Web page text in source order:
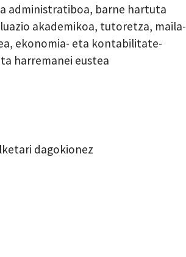
administratiboa, barne hartuta
akademikoa, tutoretza, maila-
ekonomia- eta kontabilitate-
harremanei eustea
dagokionez